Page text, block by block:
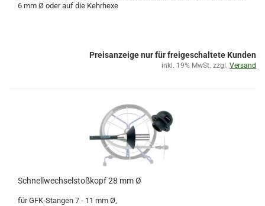
6 mm Ø oder auf die Kehrhexe
Preisanzeige nur für freigeschaltete Kunden
inkl. 19% MwSt. zzgl. Versand
Schnellwechselstoßkopf 28 mm Ø
für GFK-Stangen 7 - 11 mm Ø,